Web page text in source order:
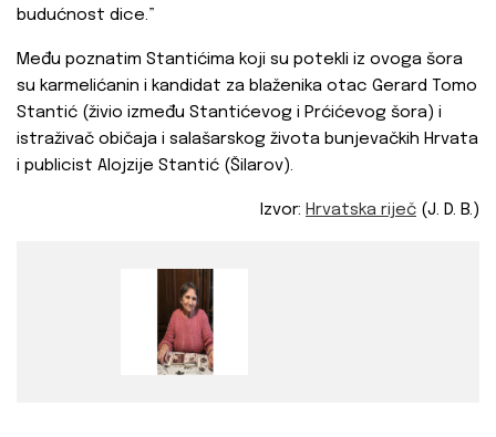
budućnost dice.”
Među poznatim Stantićima koji su potekli iz ovoga šora
su karmelićanin i kandidat za blaženika otac Gerard Tomo
Stantić (živio između Stantićevog i Prćićevog šora) i
istraživač običaja i salašarskog života bunjevačkih Hrvata
i publicist Alojzije Stantić (Šilarov).
Izvor: Hrvatska riječ (J. D. B.)